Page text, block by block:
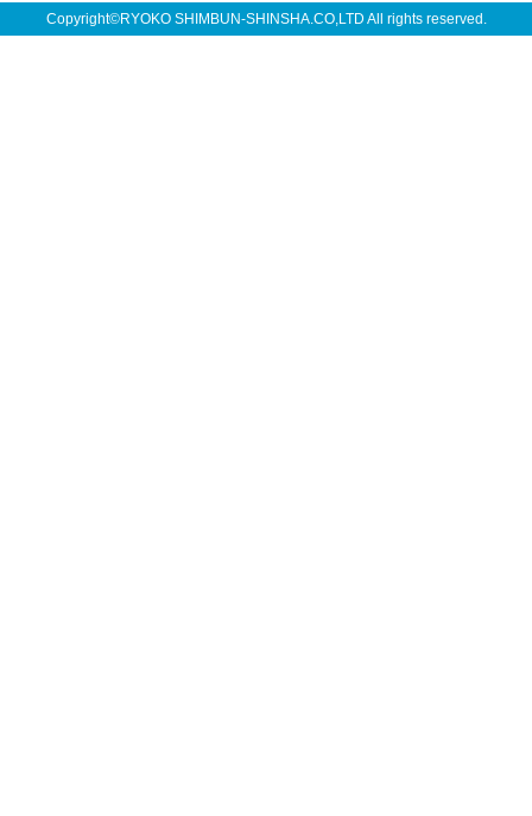
Copyright©RYOKO SHIMBUN-SHINSHA.CO,LTD All rights reserved.